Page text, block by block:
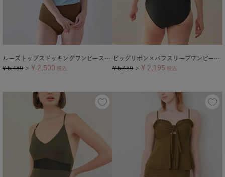
ルーズトップスドッキングワンピース/水着
¥ 5,489 ＞ ¥ 2,500 税込
ビッグリボン×パフスリーブワンピース/水着
¥ 5,489 ＞ ¥ 2,195 税込